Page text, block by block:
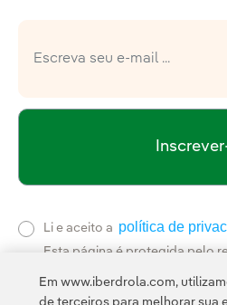
Li e aceito a política de
Esta página é protegida pelo
e pela
Em www.iberdrola.com,
de terceiros para melhorar sua